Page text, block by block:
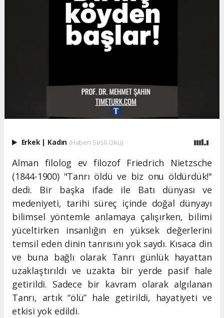
Erkek | Kadın (Haberi Sesli Oku)
Alman filolog ev filozof Friedrich Nietzsche
(1844-1900) "Tanrı öldü ve biz onu öldürdük!"
dedi. Bir başka ifade ile Batı dünyası ve
medeniyeti, tarihi süreç içinde doğal dünyayı
bilimsel yöntemle anlamaya çalışırken, bilimi
yüceltirken insanlığın en yüksek değerlerini
temsil eden dinin tanrısını yok saydı. Kısaca din
ve buna bağlı olarak Tanrı günlük hayattan
uzaklaştırıldı ve uzakta bir yerde pasif hale
getirildi. Sadece bir kavram olarak algılanan
Tanrı, artık “ölü” hale getirildi, hayatiyeti ve
etkisi yok edildi.